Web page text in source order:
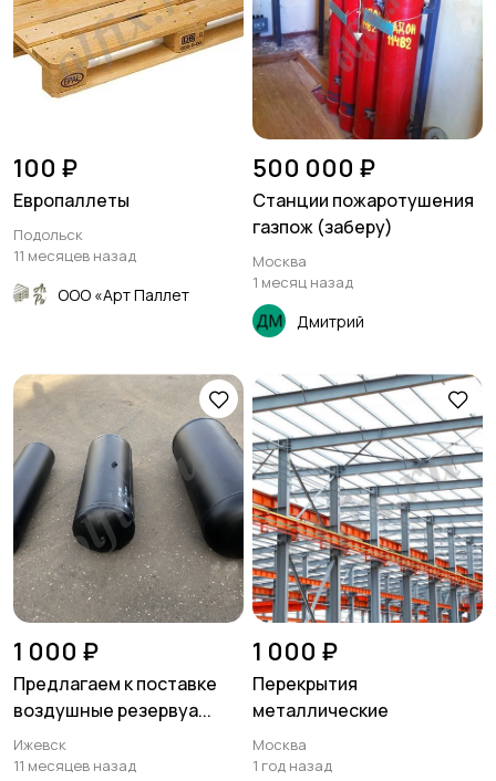
100 ₽
Европаллеты
Подольск
11 месяцев назад
ООО «Арт Паллет
500 000 ₽
Станции пожаротушения
газпож (заберу)
Москва
1 месяц назад
Дмитрий
1 000 ₽
Предлагаем к поставке
воздушные резервуа...
Ижевск
11 месяцев назад
1 000 ₽
Перекрытия
металлические
Москва
1 год назад